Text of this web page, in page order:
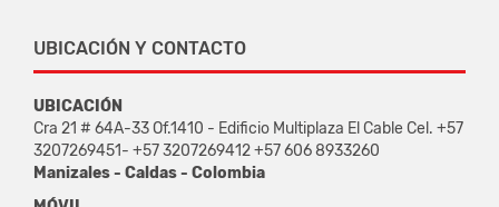
UBICACIÓN Y CONTACTO
UBICACIÓN
Cra 21 # 64A-33 Of.1410 - Edificio Multiplaza El Cable Cel. +57
3207269451- +57 3207269412 +57 606 8933260
Manizales - Caldas - Colombia